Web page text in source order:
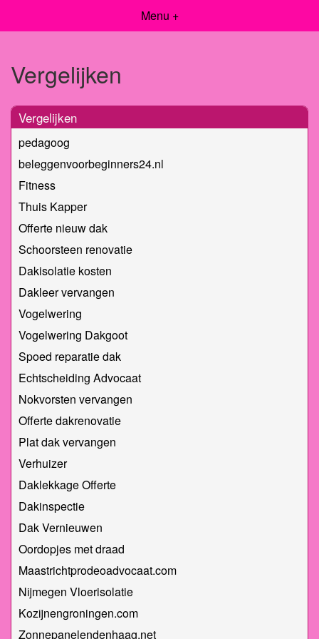
Menu +
Vergelijken
Vergelijken
pedagoog
beleggenvoorbeginners24.nl
Fitness
Thuis Kapper
Offerte nieuw dak
Schoorsteen renovatie
Dakisolatie kosten
Dakleer vervangen
Vogelwering
Vogelwering Dakgoot
Spoed reparatie dak
Echtscheiding Advocaat
Nokvorsten vervangen
Offerte dakrenovatie
Plat dak vervangen
Verhuizer
Daklekkage Offerte
Dakinspectie
Dak Vernieuwen
Oordopjes met draad
Maastrichtprodeoadvocaat.com
Nijmegen Vloerisolatie
Kozijnengroningen.com
Zonnepanelendenhaag.net